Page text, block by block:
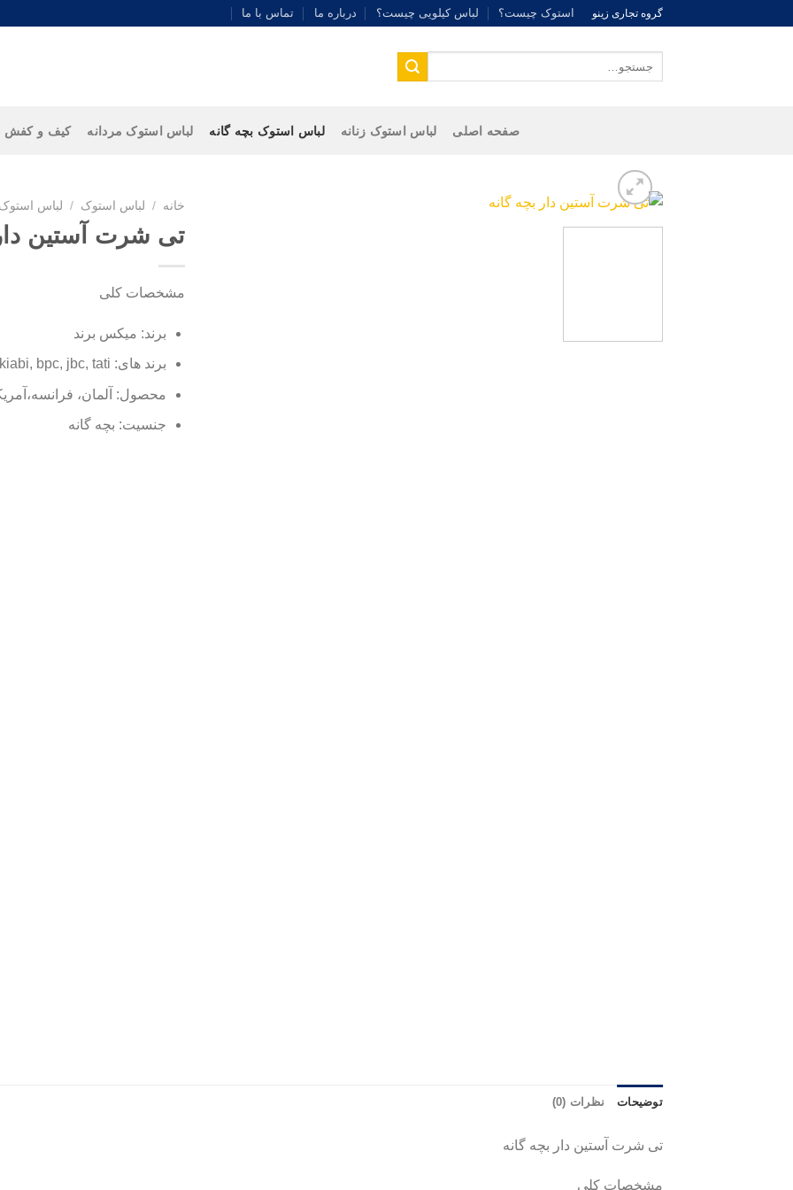
گروه تجاری زینو استوک چیست؟ لباس کیلویی چیست؟ درباره ما تماس با ما
برای:
صفحه اصلی لباس استوک زنانه لباس استوک بچه گانه لباس استوک مردانه کیف و کفش
خانه / لباس استوک / لباس
تی شرت آستین
مشخصات کلی
برند: میکس برند
برند های: kiabi, bpc, jbc, tati
محصول: آلمان،
جنسیت: بچه گانه
توضیحات نظرات (0)
تی شرت آستین دار بچه گانه
مشخصات کلی